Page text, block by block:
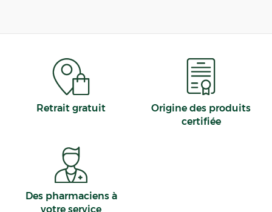
Retrait gratuit
Origine des produits
certifiée
Des pharmaciens à
votre service